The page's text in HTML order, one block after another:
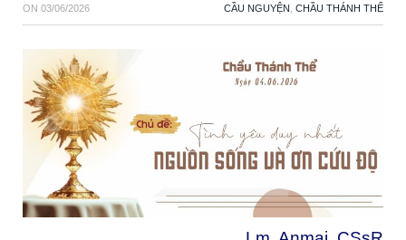
ON 03/06/2026 CẦU NGUYỆN CHẦU THÁNH THỂ